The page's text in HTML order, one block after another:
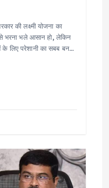
की लक्ष्मी योजना का
भरना भले आसान हो, लेकिन
के लिए परेशानी का सबब बन…